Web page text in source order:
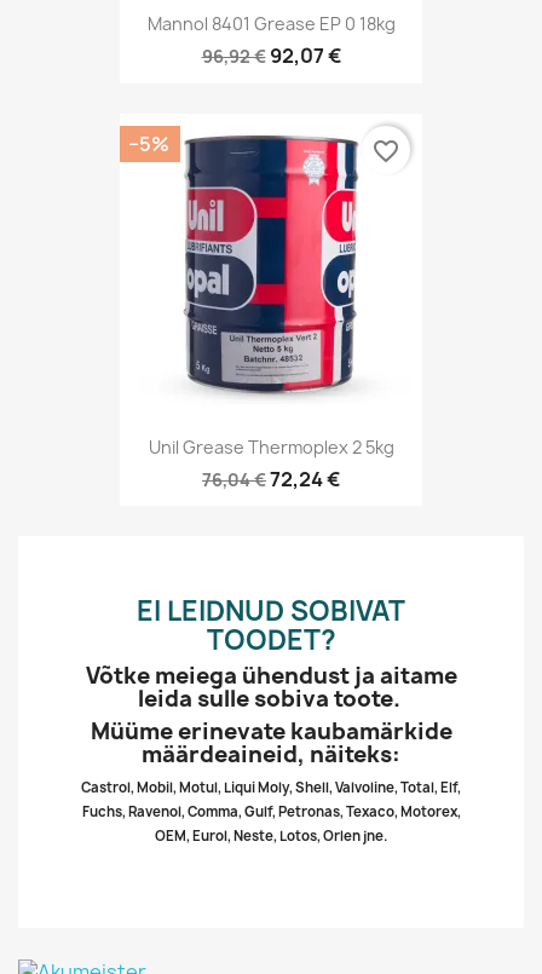
Mannol 8401 Grease EP 0 18kg
96,92 € 92,07 €
Unil Grease Thermoplex 2 5kg
76,04 €72,24 €
−5% favorite_border
EI LEIDNUD SOBIVAT
TOODET?
Võtke meiega ühendust ja aitame
leida sulle sobiva toote.
Müüme erinevate kaubamärkide
määrdeaineid, näiteks:
Castrol, Mobil, Motul, Liqui Moly, Shell, Valvoline, Total, Elf,
Fuchs, Ravenol, Comma, Gulf, Petronas, Texaco, Motorex,
OEM, Eurol, Neste, Lotos, Orlen jne.